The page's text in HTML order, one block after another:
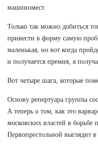
машиномест.
Только так можно добиться
привести в форму самую
маленькая, но вот когда
и получается премия, я
Вот четыре шага, которые
Основу репертуара группы
А теперь о том, как это
московских властей в борьбе
Первопрестольной выглядит